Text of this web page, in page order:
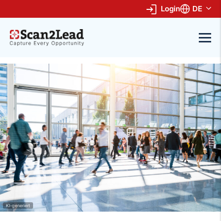
Login DE
KI-generiert